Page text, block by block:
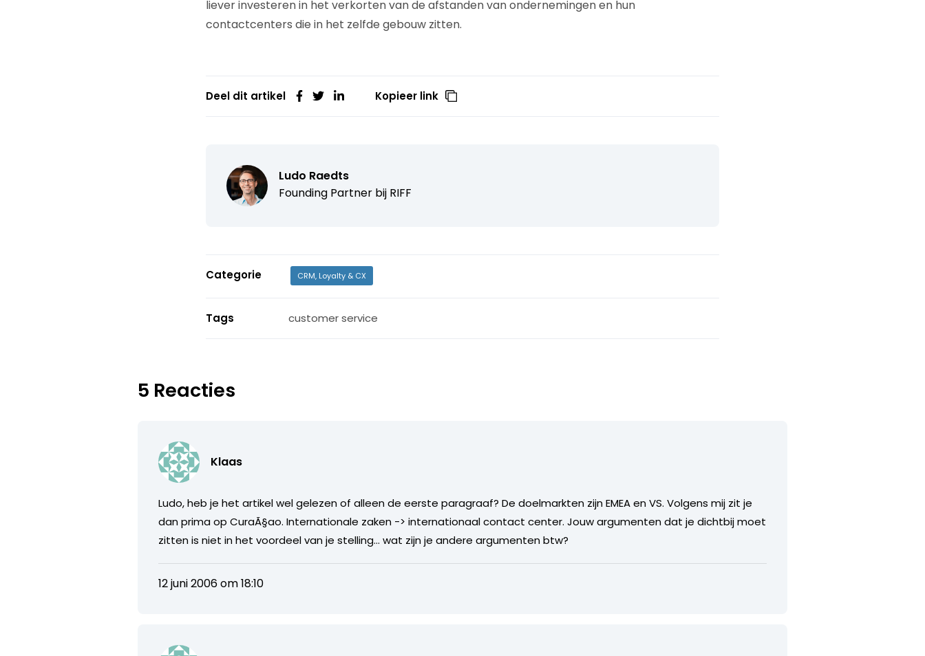
liever investeren in het verkorten van de afstanden van ondernemingen en hun
contactcenters die in het zelfde gebouw zitten.
Deel dit artikel Kopieer link
Ludo Raedts
Founding Partner bij RIFF
Categorie CRM, Loyalty & CX
Tags customer service
5 Reacties
Klaas
Ludo, heb je het artikel wel gelezen of alleen de eerste paragraaf? De doelmarkten zijn EMEA en VS. Volgens mij zit je
dan prima op CuraÃ§ao. Internationale zaken -> internationaal contact center. Jouw argumenten dat je dichtbij moet
zitten is niet in het voordeel van je stelling… wat zijn je andere argumenten btw?
12 juni 2006 om 18:10